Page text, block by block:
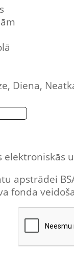
Diena,
elektroniskās
apstrādei
fonda